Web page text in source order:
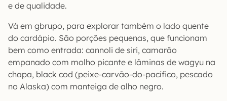
e de qualidade.
Vá em gbrupo, para explorar também o lado quente
do cardápio. São porções pequenas, que funcionam
bem como entrada: cannoli de siri, camarão
empanado com molho picante e lâminas de wagyu na
chapa, black cod (peixe-carvão-do-pacífico, pescado
no Alaska) com manteiga de alho negro.